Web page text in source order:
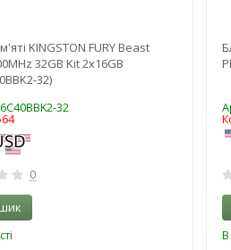
KINGSTON FURY Beast
32GB Kit 2x16GB
32)
32
0
В